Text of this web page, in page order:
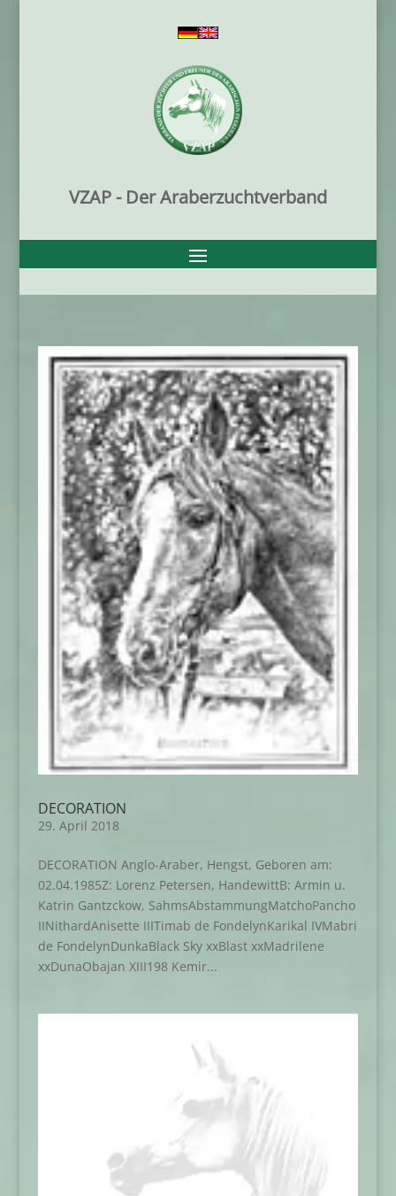
VZAP - Der Araberzuchtverband
DECORATION
29. April 2018
DECORATION Anglo-Araber, Hengst, Geboren am:
02.04.1985Z: Lorenz Petersen, HandewittB: Armin u.
Katrin Gantzckow, SahmsAbstammungMatchoPancho
IINithardAnisette IIITimab de FondelynKarikal IVMabri
de FondelynDunkaBlack Sky xxBlast xxMadrilene
xxDunaObajan XIII198 Kemir...